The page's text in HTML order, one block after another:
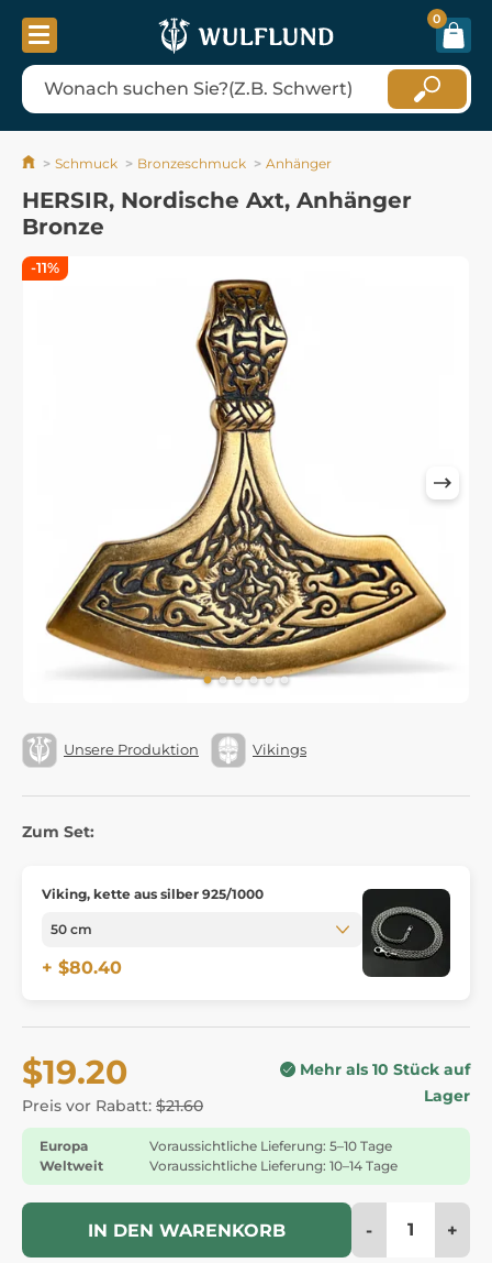
0
Schmuck Bronzeschmuck Anhänger
HERSIR, Nordische Axt, Anhänger
Bronze
Unsere Produktion Vikings
Zum Set:
Viking, kette aus silber 925/1000
+ $80.40
$19.20
Preis vor Rabatt: $21.60
Mehr als 10 Stück auf
Lager
Europa
Voraussichtliche Lieferung: 5–10 Tage
Weltweit
Voraussichtliche Lieferung: 10–14 Tage
IN DEN WARENKORB - +
-11%